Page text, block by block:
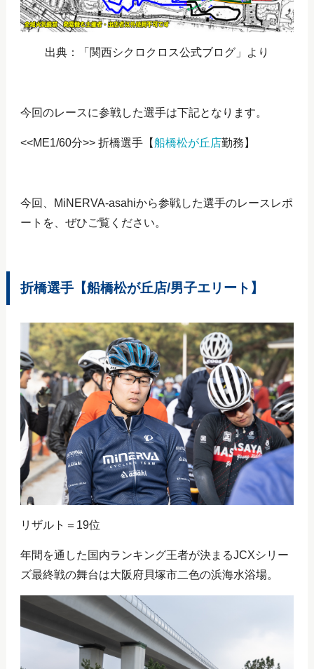
出典：「関西シクロクロス公式ブログ」より
今回のレースに参戦した選手は下記となります。
<<ME1/60分>> 折橋選手【船橋松が丘店勤務】
今回、MiNERVA-asahiから参戦した選手のレースレポ
ートを、ぜひご覧ください。
折橋選手【船橋松が丘店/男子エリート】
リザルト＝19位
年間を通した国内ランキング王者が決まるJCXシリー
ズ最終戦の舞台は大阪府貝塚市二色の浜海水浴場。